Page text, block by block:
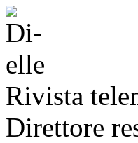
Rivista
Direttore